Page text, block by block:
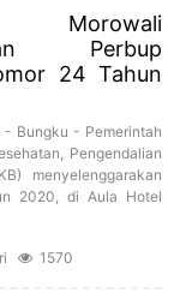
Morowali
Perbup
24 Tahun
- Bungku - Pemerintah
Pengendalian
menyelenggarakan
2020, di Aula Hotel
1570